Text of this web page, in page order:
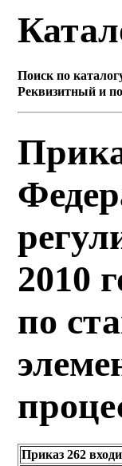
Поиск по
Реквизитный и
2010
по
Приказ 262